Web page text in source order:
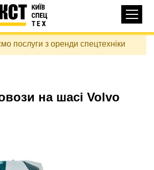
послуги з оренди спецтехніки
на шасі Volvo